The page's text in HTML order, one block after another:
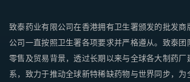
致泰药业有限公司在香港拥有卫生署颁发的批发商
公司一直按照卫生署各项要求并严格遵从。致泰团
零售及贸易背景，透过长期以来与全球各大制药厂
系，致力于推动全球新特稀缺药物与世界同步，为